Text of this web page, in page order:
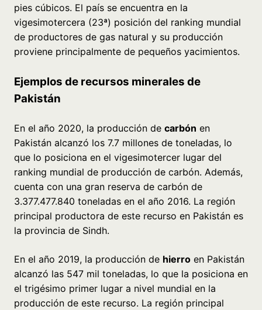
pies cúbicos. El país se encuentra en la
vigesimotercera (23ª) posición del ranking mundial
de productores de gas natural y su producción
proviene principalmente de pequeños yacimientos.
Ejemplos de recursos minerales de
Pakistán
En el año 2020, la producción de carbón en
Pakistán alcanzó los 7.7 millones de toneladas, lo
que lo posiciona en el vigesimotercer lugar del
ranking mundial de producción de carbón. Además,
cuenta con una gran reserva de carbón de
3.377.477.840 toneladas en el año 2016. La región
principal productora de este recurso en Pakistán es
la provincia de Sindh.
En el año 2019, la producción de hierro en Pakistán
alcanzó las 547 mil toneladas, lo que la posiciona en
el trigésimo primer lugar a nivel mundial en la
producción de este recurso. La región principal